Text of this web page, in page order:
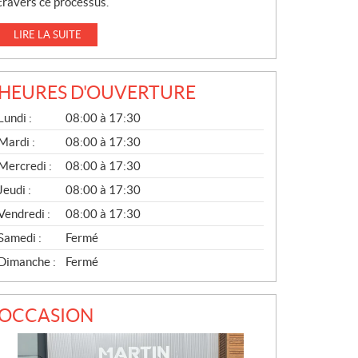
LIRE LA SUITE
HEURES D'OUVERTURE
:
08:00 à 17:30
:
08:00 à 17:30
:
08:00 à 17:30
Jeudi :
08:00 à 17:30
:
08:00 à 17:30
:
Fermé
:
Fermé